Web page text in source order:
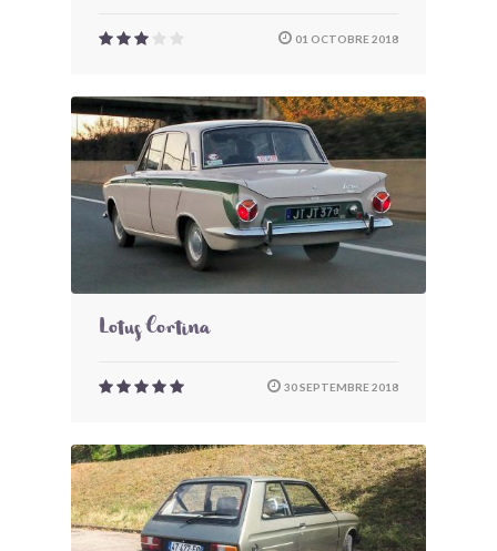
01 OCTOBRE 2018
Lotus Cortina
30 SEPTEMBRE 2018